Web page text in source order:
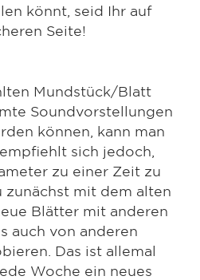
könnt, seid Ihr auf
Seite!
Mundstück/Blatt
Soundvorstellungen
können, kann man
sich jedoch,
zu einer Zeit zu
zunächst mit dem alten
Blätter mit anderen
auch von anderen
Das ist allemal
Woche ein neues